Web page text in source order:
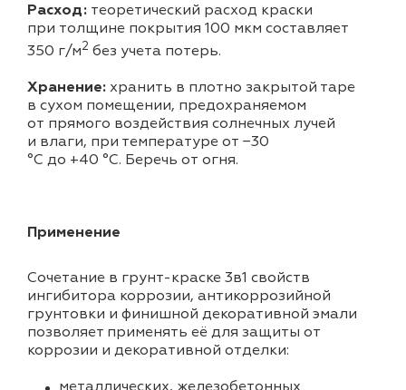
Расход: теоретический расход краски
при толщине покрытия 100 мкм составляет
350 г/м2 без учета потерь.
Хранение: хранить в плотно закрытой таре
в сухом помещении, предохраняемом
от прямого воздействия солнечных лучей
и влаги, при температуре от −30
°С до +40 °С. Беречь от огня.
Применение
Сочетание в грунт-краске 3в1 свойств
ингибитора коррозии, антикоррозийной
грунтовки и финишной декоративной эмали
позволяет применять её для защиты от
коррозии и декоративной отделки: